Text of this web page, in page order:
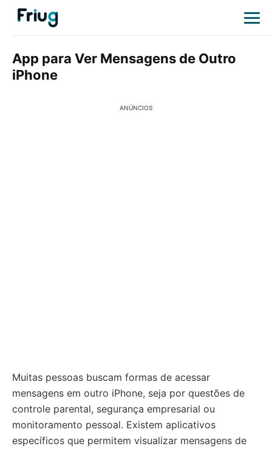
App para Ver Mensagens de Outro
iPhone
ANÚNCIOS
Muitas pessoas buscam formas de acessar
mensagens em outro iPhone, seja por questões de
controle parental, segurança empresarial ou
monitoramento pessoal. Existem aplicativos
específicos que permitem visualizar mensagens de